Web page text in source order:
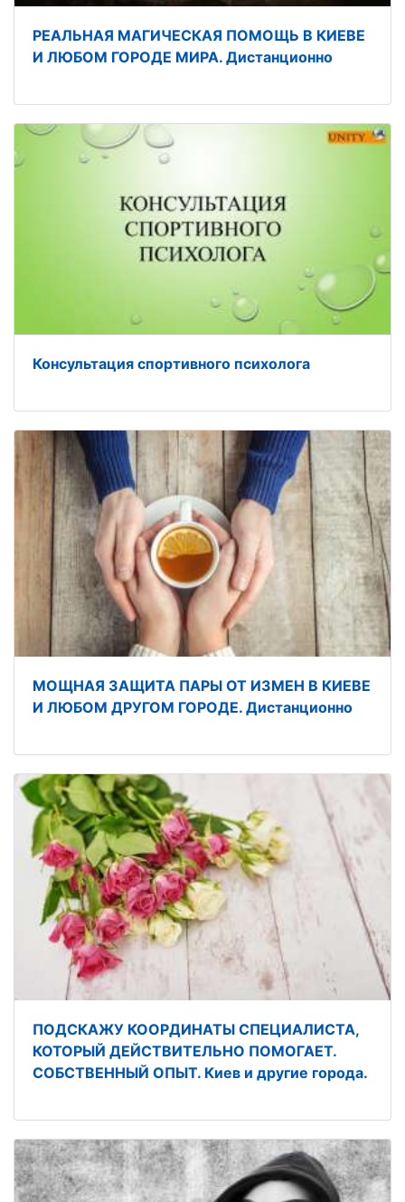
РЕАЛЬНАЯ МАГИЧЕСКАЯ ПОМОЩЬ В КИЕВЕ
И ЛЮБОМ ГОРОДЕ МИРА. Дистанционно
Консультация спортивного психолога
МОЩНАЯ ЗАЩИТА ПАРЫ ОТ ИЗМЕН В КИЕВЕ
И ЛЮБОМ ДРУГОМ ГОРОДЕ. Дистанционно
ПОДСКАЖУ КООРДИНАТЫ СПЕЦИАЛИСТА,
КОТОРЫЙ ДЕЙСТВИТЕЛЬНО ПОМОГАЕТ.
СОБСТВЕННЫЙ ОПЫТ. Киев и другие города.